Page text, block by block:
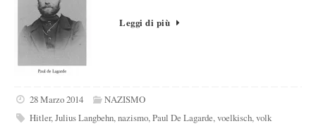
Leggi di più
28 Marzo 2014
NAZISMO
Hitler,Julius Langbehn,nazismo,Paul De Lagarde,voelkisch,volk